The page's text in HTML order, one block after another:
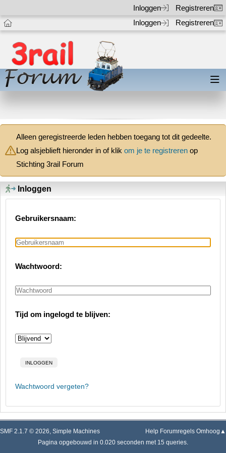
Inloggen
Registreren
Inloggen
Registreren
Alleen geregistreerde leden hebben toegang tot dit gedeelte.
Log alsjeblieft hieronder in of klik om je te registreren op
Stichting 3rail Forum
Inloggen
Gebruikersnaam:
Wachtwoord:
Tijd om ingelogd te blijven:
Wachtwoord vergeten?
SMF 2.1.7 © 2026, Simple Machines Help Forumregels Omhoog▲
Pagina opgebouwd in 0.020 seconden met 15 queries.